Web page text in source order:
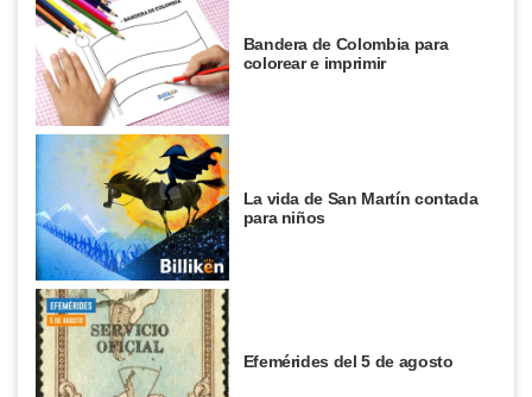
Bandera de Colombia para
colorear e imprimir
La vida de San Martín contada
para niños
Efemérides del 5 de agosto